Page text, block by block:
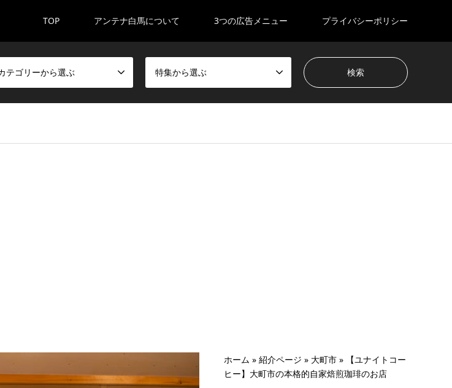
TOP アンテナ白馬について 3つの広告メニュー プライバシーポリシー
テゴリーから選ぶ 特集から選ぶ
ホーム » 紹介ページ » 大町市 » 【ユナイトコー
ヒー】大町市の本格的自家焙煎珈琲のお店